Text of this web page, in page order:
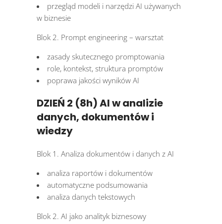
przegląd modeli i narzędzi AI używanych
w biznesie
Blok 2. Prompt engineering – warsztat
zasady skutecznego promptowania
role, kontekst, struktura promptów
poprawa jakości wyników AI
DZIEŃ 2 (8h) AI w analizie
danych, dokumentów i
wiedzy
Blok 1. Analiza dokumentów i danych z AI
analiza raportów i dokumentów
automatyczne podsumowania
analiza danych tekstowych
Blok 2. AI jako analityk biznesowy